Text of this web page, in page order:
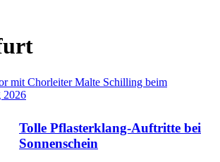
Tolle Pflasterklang-Auftritte bei
Sonnenschein